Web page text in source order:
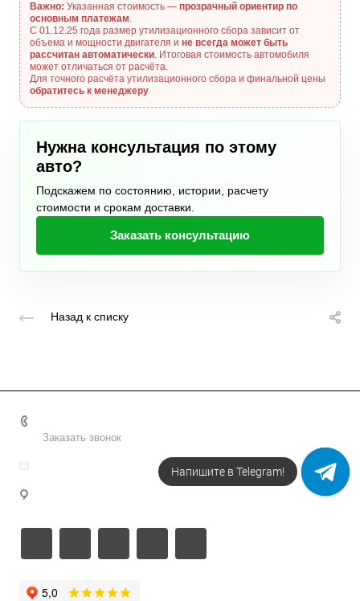
Важно: Указанная стоимость — прозрачный ориентир по
основным платежам.
С 01.12.25 года размер утилизационного сбора зависит от
объема и мощности двигателя и не всегда может быть
рассчитан автоматически. Итоговая стоимость автомобиля
может отличаться от расчёта.
Для точного расчёта утилизационного сбора и финальной цены
обратитесь к менеджеру
Нужна консультация по этому
авто?
Подскажем по состоянию, истории, расчету
стоимости и срокам доставки.
Заказать консультацию
Назад к списку
Заказать звонок
info@metodsmirnova.ru Напишите в Telegram!